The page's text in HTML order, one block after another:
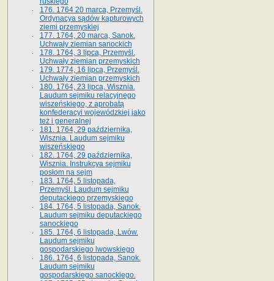
176. 1764 20 marca, Przemyśl.
Ordynacya sądów kapturowych
ziemi przemyskiej
177. 1764, 20 marca, Sanok.
Uchwały ziemian sanockich
178. 1764, 3 lipca, Przemyśl.
Uchwały ziemian przemyskich
179. 1774, 16 lipca, Przemyśl.
Uchwały ziemian przemyskich
180. 1764, 23 lipca, Wisznia.
Laudum sejmiku relacyjnego
wiszeńskiego, z aprobatą
konfederacyi wojewódzkiej jako
też i generalnej
181. 1764, 29 października,
Wisznia. Laudum sejmiku
wiszeńskiego
182. 1764, 29 października,
Wisznia. Instrukcya sejmiku
posłom na sejm
183. 1764, 5 listopada,
Przemyśl. Laudum sejmiku
deputackiego przemyskiego
184. 1764, 5 listopada, Sanok.
Laudum sejmiku deputackiego
sanockiego
185. 1764, 6 listopada, Lwów.
Laudum sejmiku
gospodarskiego lwowskiego
186. 1764, 6 listopada, Sanok.
Laudum sejmiku
gospodarskiego sanockiego.